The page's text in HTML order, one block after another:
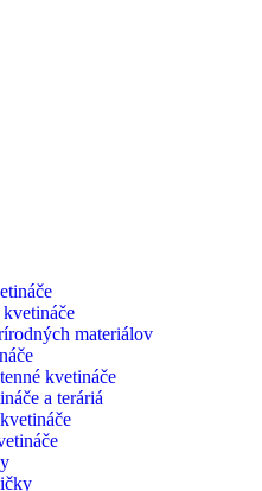
materiálov
kvetináče
a teráriá